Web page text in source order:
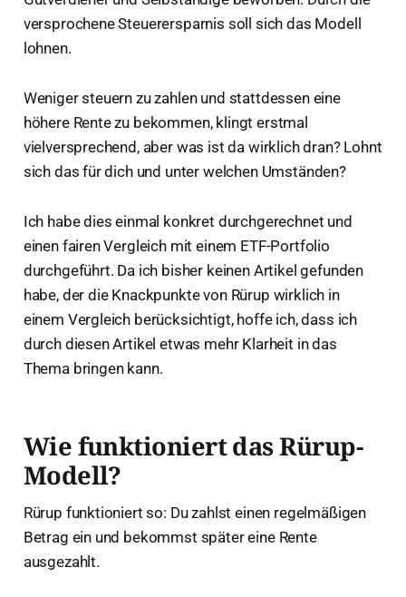
versprochene Steuerersparnis soll sich das Modell
lohnen.
Weniger steuern zu zahlen und stattdessen eine
höhere Rente zu bekommen, klingt erstmal
vielversprechend, aber was ist da wirklich dran? Lohnt
sich das für dich und unter welchen Umständen?
Ich habe dies einmal konkret durchgerechnet und
einen fairen Vergleich mit einem ETF-Portfolio
durchgeführt. Da ich bisher keinen Artikel gefunden
habe, der die Knackpunkte von Rürup wirklich in
einem Vergleich berücksichtigt, hoffe ich, dass ich
durch diesen Artikel etwas mehr Klarheit in das
Thema bringen kann.
Wie funktioniert das Rürup-
Modell?
Rürup funktioniert so: Du zahlst einen regelmäßigen
Betrag ein und bekommst später eine Rente
ausgezahlt.